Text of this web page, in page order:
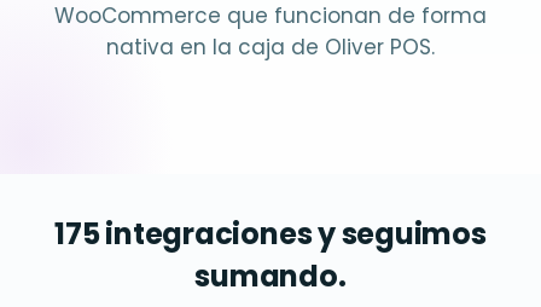
WooCommerce que funcionan de forma
nativa en la caja de Oliver POS.
175 integraciones y seguimos
sumando.